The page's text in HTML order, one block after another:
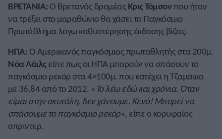
ΒΡΕΤΑΝΙΑ: Ο Βρετανός δρομέας Κρις Τόμσονπου ήταν
να τρέξει στο μαραθώνιο θα χάσει το Παγκόσμιο
Πρωτάθλημα λόγω καθυστέρησης έκδοσης βίζας.
ΗΠΑ: Ο Αμερικανός παγκόσμιος πρωταθλητής στα 200μ.
Νόα Λάιλςείπε πως οι ΗΠΑ μπορούν να σπάσουν το
παγκόσμιο ρεκόρ στα 4×100μ. που κατέχει η Τζαμάικα
με 36.84 από το 2012. « Το λέω εδώ και χρόνια. Όταν
είμαι στην σκυτάλη, δεν χάνουμε. Κενό! Μπορεί να
σπάσουμε το παγκόσμιο ρεκόρ», είπε ο κορυφαίος
σπρίντερ.